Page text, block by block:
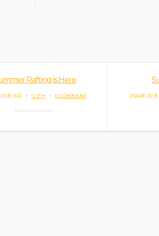
Rafting is Here
月 15日 ツアー 0 COMMENT 2026年 07月